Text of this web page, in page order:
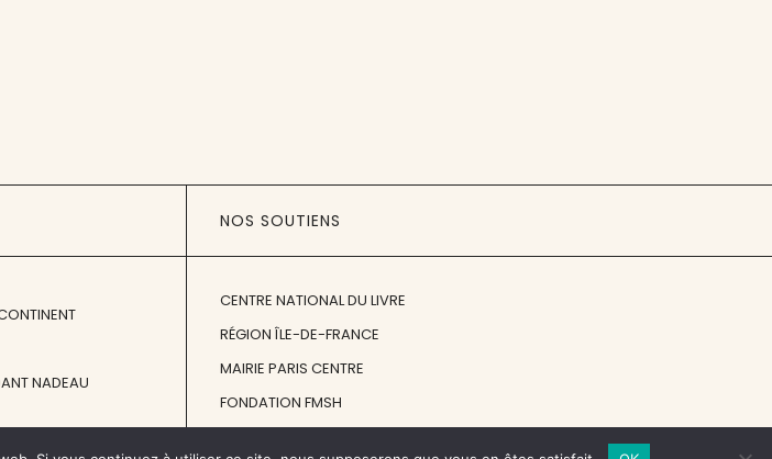
NADEAU
NOS SOUTIENS
CENTRE NATIONAL DU LIVRE
RÉGION ÎLE-DE-FRANCE
MAIRIE PARIS CENTRE
FONDATION FMSH